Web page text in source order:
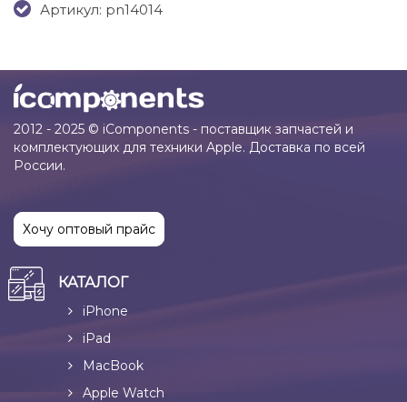
Артикул: pn14014
2012 - 2025 © iComponents - поставщик запчастей и
комплектующих для техники Apple. Доставка по всей
России.
Хочу оптовый прайс
КАТАЛОГ
iPhone
iPad
MacBook
Apple Watch